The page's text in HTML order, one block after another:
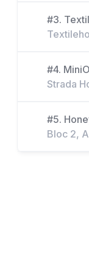
#3.
#4.
Strada
#5.
Bloc 2,